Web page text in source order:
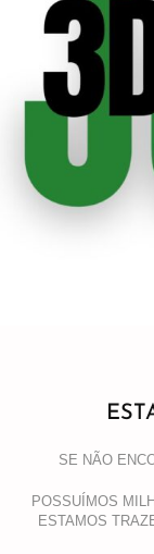
SE NÃO
POSSUÍMOS
ESTAMOS